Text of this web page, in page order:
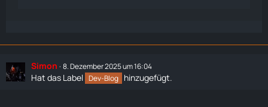
Simon 8. Dezember 2025 um 16:04
Hat das Label Dev-Blog hinzugefügt.